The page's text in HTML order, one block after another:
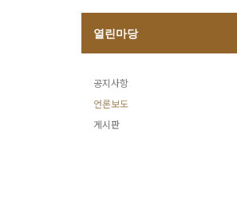
열린마당
공지사항
언론보도
게시판